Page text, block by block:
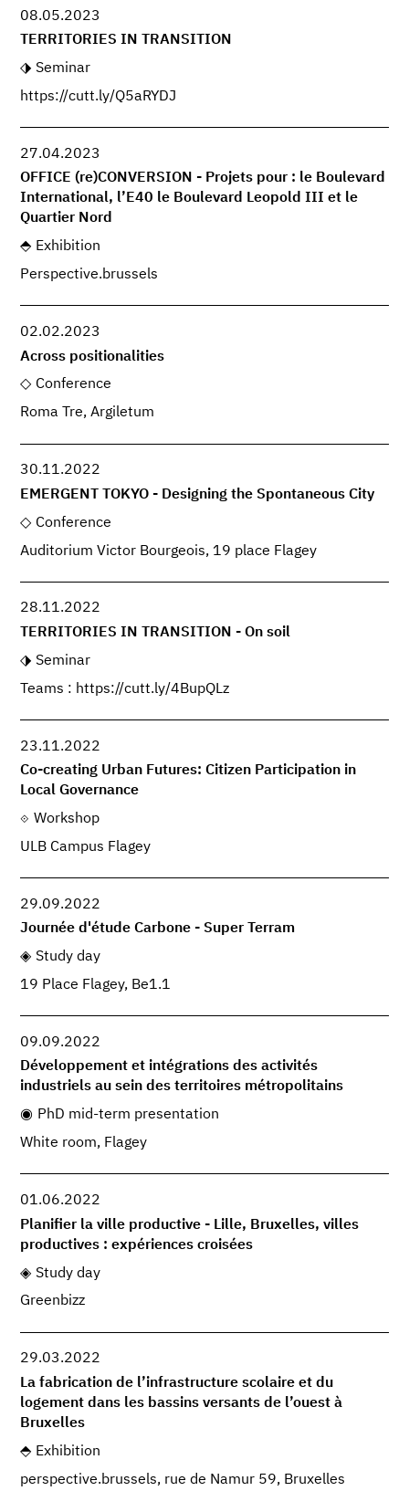
08.05.2023
TERRITORIES IN TRANSITION
Seminar
https://cutt.ly/Q5aRYDJ
27.04.2023
OFFICE (re)CONVERSION - Projets pour : le Boulevard
International, l’E40 le Boulevard Leopold III et le
Quartier Nord
Exhibition
Perspective.brussels
02.02.2023
Across positionalities
Conference
Roma Tre, Argiletum
30.11.2022
EMERGENT TOKYO - Designing the Spontaneous City
Conference
Auditorium Victor Bourgeois, 19 place Flagey
28.11.2022
TERRITORIES IN TRANSITION - On soil
Seminar
Teams : https://cutt.ly/4BupQLz
23.11.2022
Co-creating Urban Futures: Citizen Participation in
Local Governance
Workshop
ULB Campus Flagey
29.09.2022
Journée d'étude Carbone - Super Terram
Study day
19 Place Flagey, Be1.1
09.09.2022
Développement et intégrations des activités
industriels au sein des territoires métropolitains
PhD mid-term presentation
White room, Flagey
01.06.2022
Planifier la ville productive - Lille, Bruxelles, villes
productives : expériences croisées
Study day
Greenbizz
29.03.2022
La fabrication de l’infrastructure scolaire et du
logement dans les bassins versants de l’ouest à
Bruxelles
Exhibition
perspective.brussels, rue de Namur 59, Bruxelles